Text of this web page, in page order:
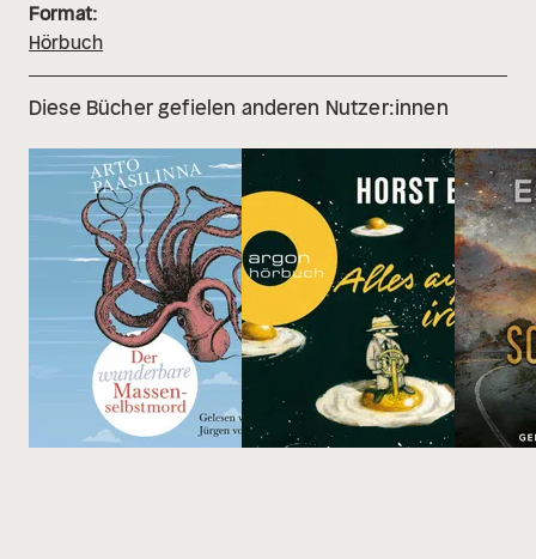
Format:
Hörbuch
Diese Bücher gefielen anderen Nutzer:innen